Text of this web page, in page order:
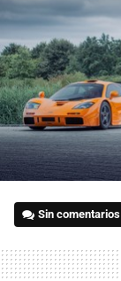
Sin comentarios